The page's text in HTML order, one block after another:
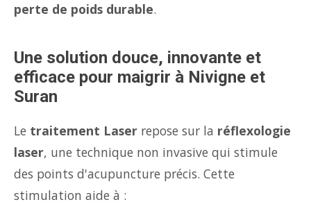
perte de poids durable.
Une solution douce, innovante et
efficace pour maigrir à Nivigne et
Suran
Le traitement Laser repose sur la réflexologie
laser, une technique non invasive qui stimule
des points d'acupuncture précis. Cette
stimulation aide à :